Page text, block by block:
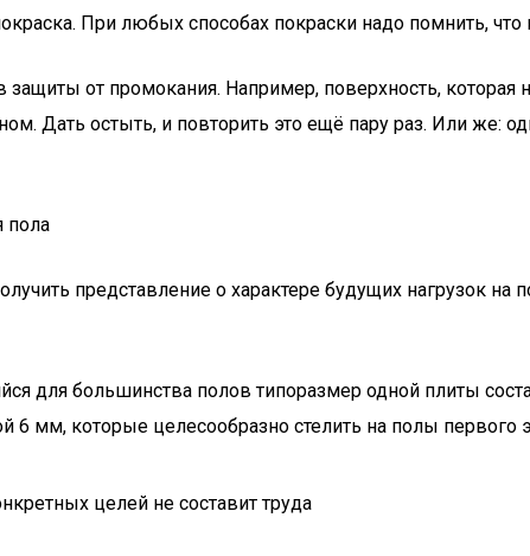
При любых способах покраски надо помнить,
защиты от промокания. Например, поверхность,
Дать остыть, и повторить это ещё пару раз. Или же:
пола
представление о характере будущих нагрузок
для большинства полов типоразмер одной плиты
6 мм, которые целесообразно стелить на полы
целей не составит труда